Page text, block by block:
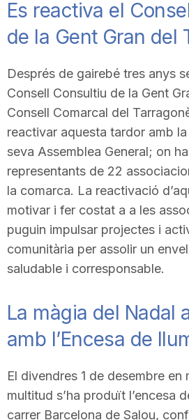
Es reactiva el
de la Gent Gran del
Després de gairebé tres anys
Consell Consultiu de la Gent
Consell Comarcal del
reactivar aquesta tardor amb
seva Assemblea General; on
representants de 22
la comarca. La reactivació
motivar i fer costat a a les
puguin impulsar projectes i
comunitària per assolir un
saludable i corresponsable.
La màgia del Nadal
amb l’Encesa de
El divendres 1 de desembre en
multitud s’ha produït l’encesa
carrer Barcelona de Salou,